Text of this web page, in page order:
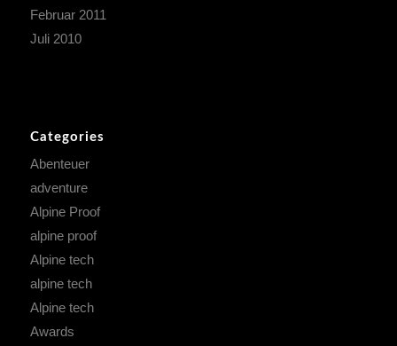
Februar 2011
Juli 2010
Categories
Abenteuer
adventure
Alpine Proof
alpine proof
Alpine tech
alpine tech
Alpine tech
Awards